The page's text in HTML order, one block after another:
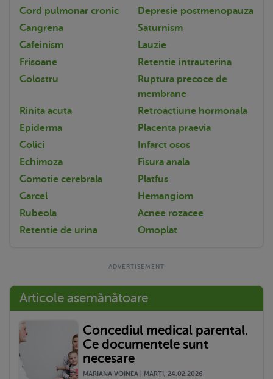
Cord pulmonar cronic
Depresie postmenopauza
Cangrena
Saturnism
Cafeinism
Lauzie
Frisoane
Retentie intrauterina
Colostru
Ruptura precoce de
membrane
Rinita acuta
Retroactiune hormonala
Epiderma
Placenta praevia
Colici
Infarct osos
Echimoza
Fisura anala
Comotie cerebrala
Platfus
Carcel
Hemangiom
Rubeola
Acnee rozacee
Retentie de urina
Omoplat
Articole asemănătoare
Concediul medical parental.
Ce documentele sunt
necesare
MARIANA VOINEA | MARŢI, 24.02.2026